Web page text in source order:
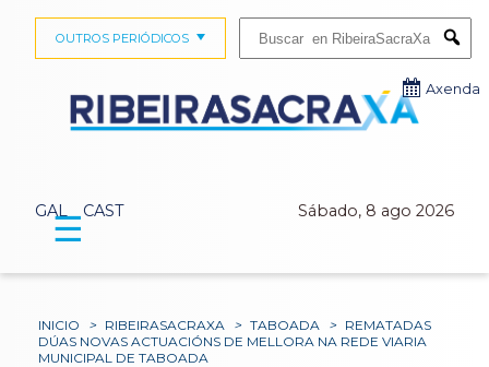
GAL CAST Sábado, 8 ago 2026
OUTROS PERIÓDICOS
Axenda
☰
INICIO > RIBEIRASACRAXA > TABOADA > REMATADAS
DÚAS NOVAS ACTUACIÓNS DE MELLORA NA REDE VIARIA
MUNICIPAL DE TABOADA